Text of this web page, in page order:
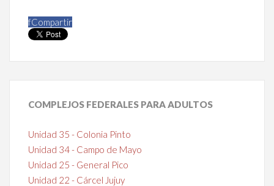
fCompartir
COMPLEJOS FEDERALES PARA ADULTOS
Unidad 35 - Colonia Pinto
Unidad 34 - Campo de Mayo
Unidad 25 - General Pico
Unidad 22 - Cárcel Jujuy